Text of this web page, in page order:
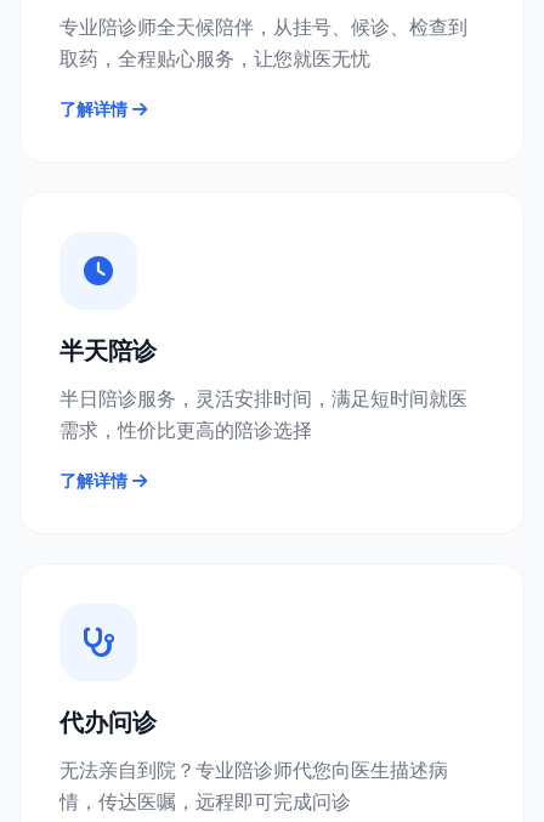
专业陪诊师全天候陪伴，从挂号、候诊、检查到
取药，全程贴心服务，让您就医无忧
了解详情
半天陪诊
半日陪诊服务，灵活安排时间，满足短时间就医
需求，性价比更高的陪诊选择
了解详情
代办问诊
无法亲自到院？专业陪诊师代您向医生描述病
情，传达医嘱，远程即可完成问诊